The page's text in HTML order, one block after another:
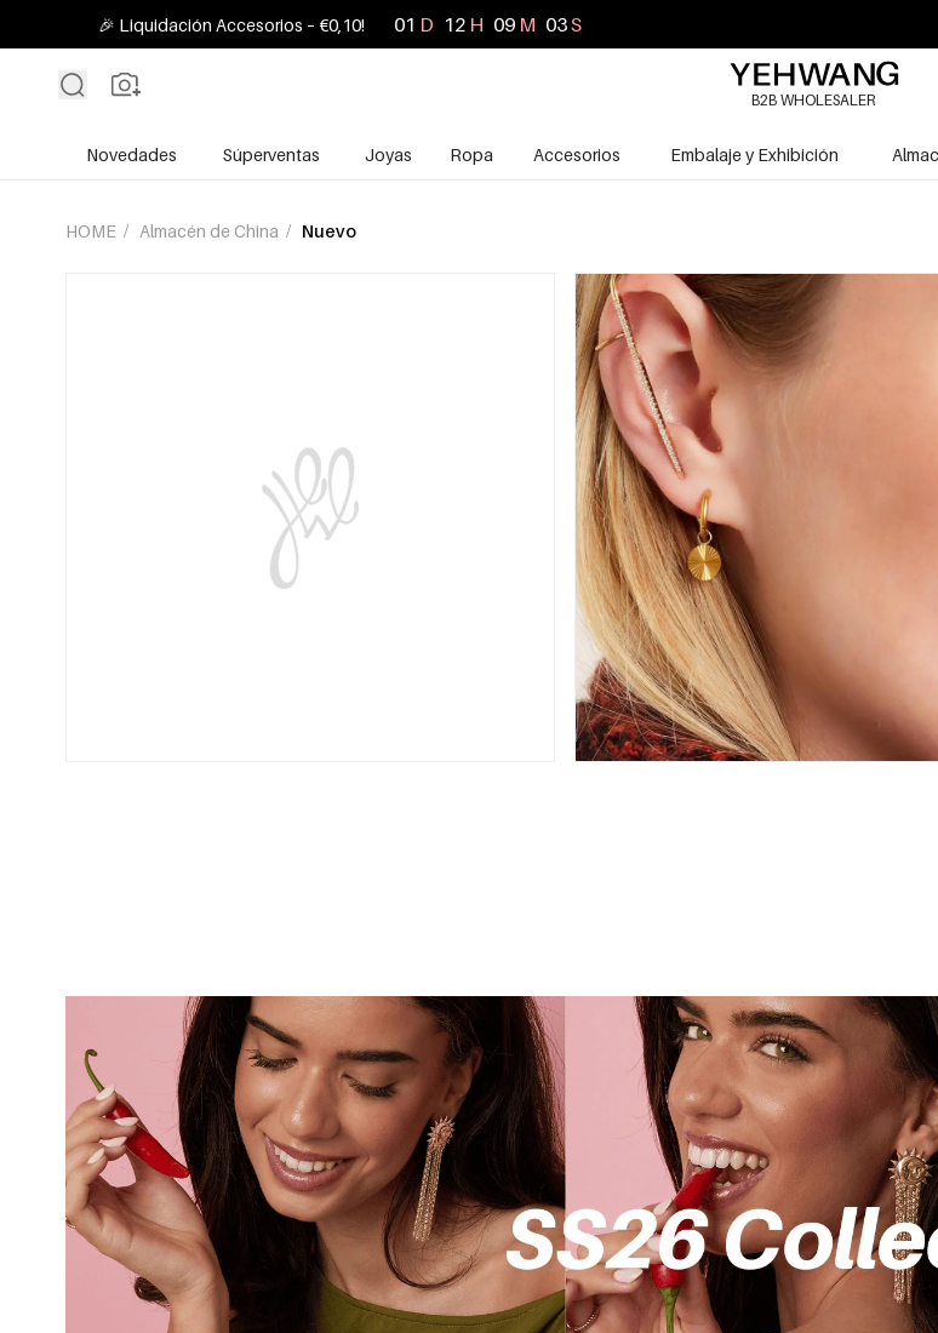
🎉 Liquidación Accesorios – €0,10! 01 D 12 H 09 M 03S
B2B WHOLESALER
Novedades Súperventas Joyas Ropa Accesorios Embalaje y Exhibición
HOME / Almacén de China / Nuevo